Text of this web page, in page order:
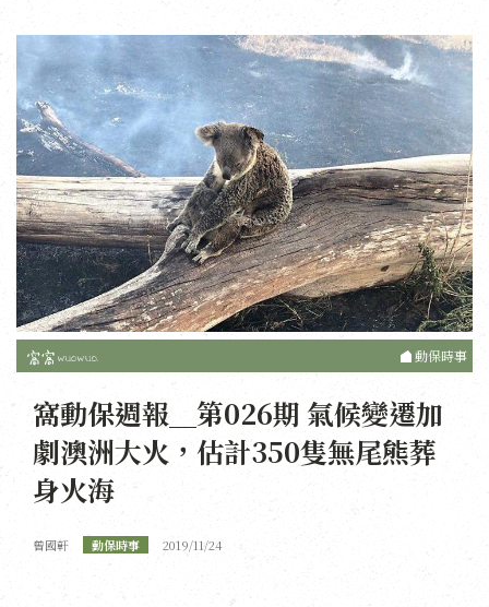
動保時事
窩動保週報＿第026期 氣候變遷加
劇澳洲大火，估計350隻無尾熊葬
身火海
曾國軒 動保時事 2019/11/24